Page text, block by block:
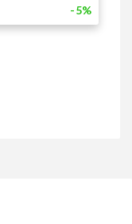
-5%